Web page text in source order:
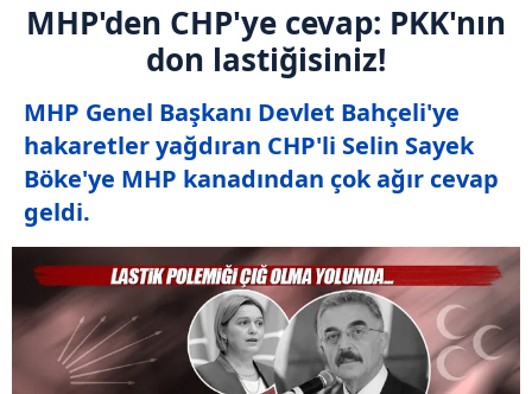
MHP'den CHP'ye cevap: PKK'nın
don lastiğisiniz!
MHP Genel Başkanı Devlet Bahçeli'ye
hakaretler yağdıran CHP'li Selin Sayek
Böke'ye MHP kanadından çok ağır cevap
geldi.